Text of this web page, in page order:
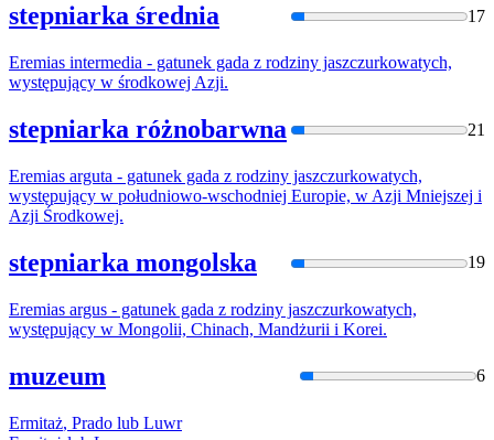
stepniarka średnia 17
Eremias intermedia - gatunek gada z rodziny jaszczurkowatych,
występujący w środkowej Azji.
stepniarka różnobarwna 21
Eremias arguta - gatunek gada z rodziny jaszczurkowatych,
występujący w południowo-wschodniej Europie, w Azji Mniejszej i
Azji Środkowej.
stepniarka mongolska 19
Eremias argus - gatunek gada z rodziny jaszczurkowatych,
występujący w Mongolii, Chinach, Mandżurii i Korei.
muzeum 6
Ermitaż, Prado lub Luwr